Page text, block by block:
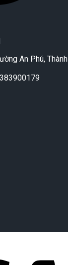
An Phú, Thành